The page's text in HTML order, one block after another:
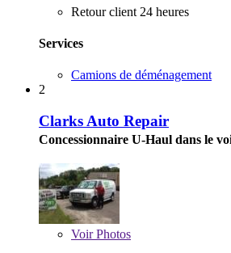
Retour client 24 heures
Services
Camions de déménagement
2
Clarks Auto Repair
Concessionnaire U-Haul dans le
VoirPhotos